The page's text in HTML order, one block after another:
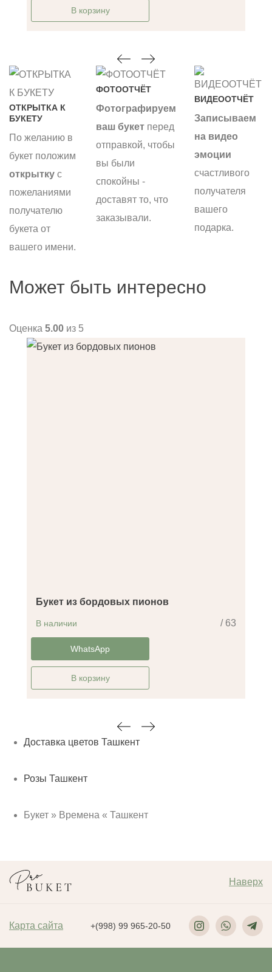
В корзину
ОТКРЫТКА К
БУКЕТУ
По желанию в
букет положим
открытку с
пожеланиями
получателю
букета от
вашего имени.
ФОТООТЧЁТ
Фотографируем
ваш букет перед
отправкой, чтобы
вы были
спокойны -
доставят то, что
заказывали.
ВИДЕООТЧЁТ
Записываем
на видео
эмоции
счастливого
получателя
вашего
подарка.
Может быть интересно
Оценка 5.00 из 5
Букет из бордовых пионов
/ 63
В наличии
-30%WhatsApp
В корзину
Доставка цветов Ташкент
Розы Ташкент
Букет » Времена « Ташкент
Наверх
Карта сайта +(998) 99 965-20-50